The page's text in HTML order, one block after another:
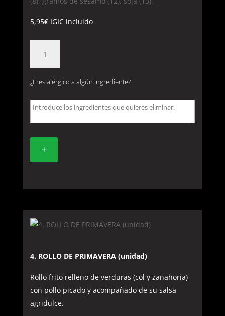
5,95€ IGIC incluido
ROLLO
DE
LA
CASA
(4
unidades)
cantidad
¿Eres alérgico a algún ingrediente?
+
4. ROLLO DE PRIMAVERA (unidad)
Rollo frito relleno de verduras (col y zanahoria)
con pollo picado y acompañado de su salsa
agridulce.